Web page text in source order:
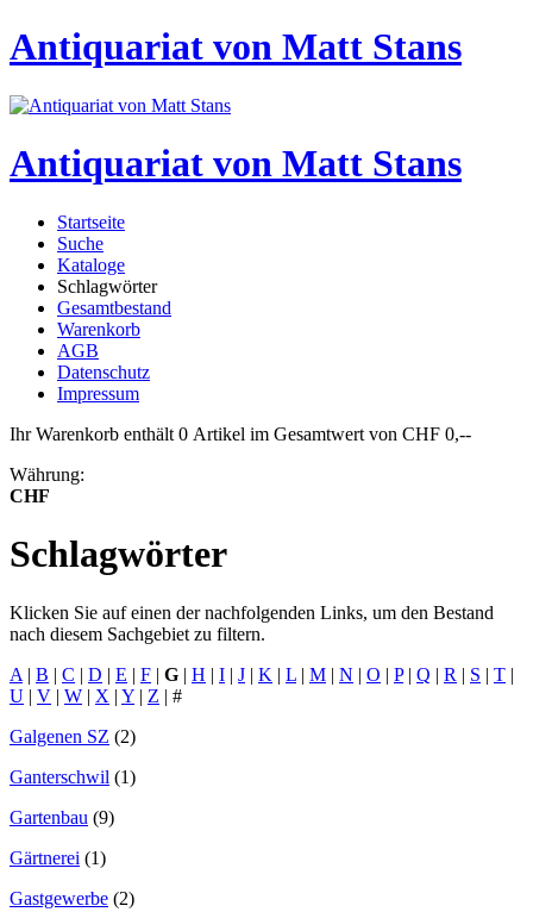
Antiquariat von Matt Stans
Antiquariat von Matt Stans
Startseite
Suche
Kataloge
Schlagwörter
Gesamtbestand
Warenkorb
AGB
Datenschutz
Impressum
Ihr Warenkorb enthält 0 Artikel im Gesamtwert von CHF 0,--
Währung:
CHF
Schlagwörter
Klicken Sie auf einen der nachfolgenden Links, um den Bestand
nach diesem Sachgebiet zu filtern.
A | B | C | D | E | F | G | H | I | J | K | L | M | N | O | P| Q | R | S | T |
U | V | W | X | Y | Z | #
Galgenen SZ (2)
Ganterschwil (1)
Gartenbau (9)
Gärtnerei (1)
Gastgewerbe (2)